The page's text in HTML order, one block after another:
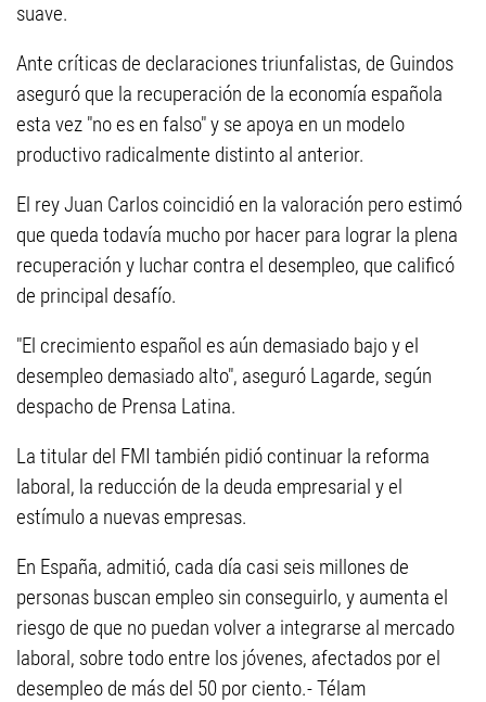
suave.
Ante críticas de declaraciones triunfalistas, de Guindos
aseguró que la recuperación de la economía española
esta vez "no es en falso" y se apoya en un modelo
productivo radicalmente distinto al anterior.
El rey Juan Carlos coincidió en la valoración pero estimó
que queda todavía mucho por hacer para lograr la plena
recuperación y luchar contra el desempleo, que calificó
de principal desafío.
"El crecimiento español es aún demasiado bajo y el
desempleo demasiado alto", aseguró Lagarde, según
despacho de Prensa Latina.
La titular del FMI también pidió continuar la reforma
laboral, la reducción de la deuda empresarial y el
estímulo a nuevas empresas.
En España, admitió, cada día casi seis millones de
personas buscan empleo sin conseguirlo, y aumenta el
riesgo de que no puedan volver a integrarse al mercado
laboral, sobre todo entre los jóvenes, afectados por el
desempleo de más del 50 por ciento.- Télam